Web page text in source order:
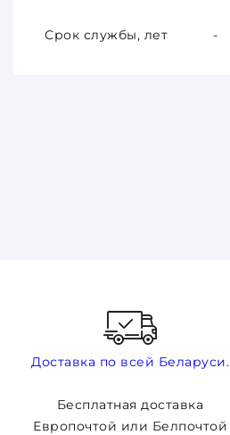
Срок службы, лет -
Доставка по всей Беларуси.
Бесплатная доставка
Европочтой или Белпочтой